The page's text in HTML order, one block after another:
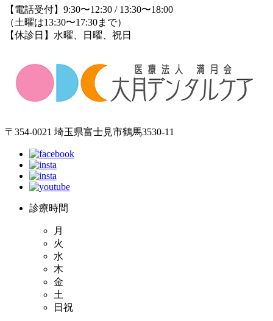
【電話受付】9:30〜12:30 / 13:30〜18:00
（土曜は13:30〜17:30まで）
【休診日】水曜、日曜、祝日
〒354-0021 埼玉県富士見市鶴馬3530-11
診療時間
月
火
水
木
金
土
日祝